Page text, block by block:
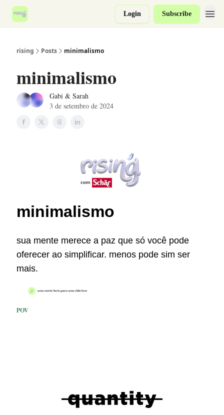
Login Subscribe
rising Posts minimalismo
minimalismo
Gabi & Sarah
3 de setembro de 2024
minimalismo
sua mente merece a paz que só você pode
oferecer ao simplificar. menos pode sim ser
mais.
POV